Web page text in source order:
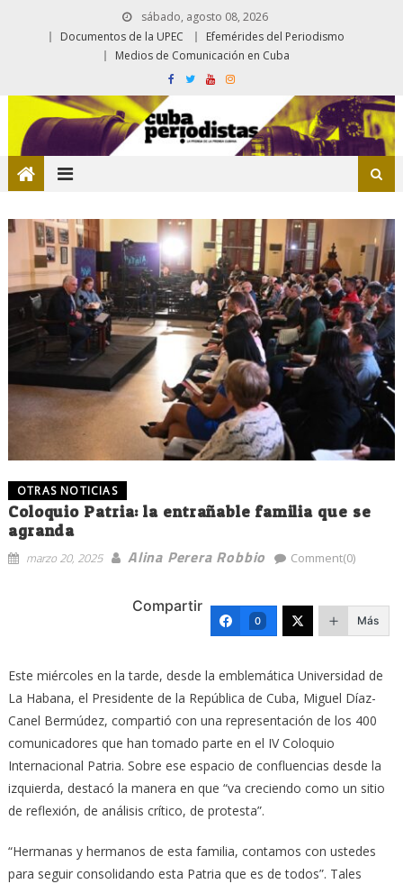
sábado, agosto 08, 2026
Documentos de la UPEC
Efemérides del Periodismo
Medios de Comunicación en Cuba
OTRAS NOTICIAS
Coloquio Patria: la entrañable familia que se
agranda
marzo 20, 2025 Alina Perera Robbio Comment(0)
Compartir
0 Más
Este miércoles en la tarde, desde la emblemática Universidad de
La Habana, el Presidente de la República de Cuba, Miguel Díaz-
Canel Bermúdez, compartió con una representación de los 400
comunicadores que han tomado parte en el IV Coloquio
Internacional Patria. Sobre ese espacio de confluencias desde la
izquierda, destacó la manera en que “va creciendo como un sitio
de reflexión, de análisis crítico, de protesta”.
“Hermanas y hermanos de esta familia, contamos con ustedes
para seguir consolidando esta Patria que es de todos”. Tales